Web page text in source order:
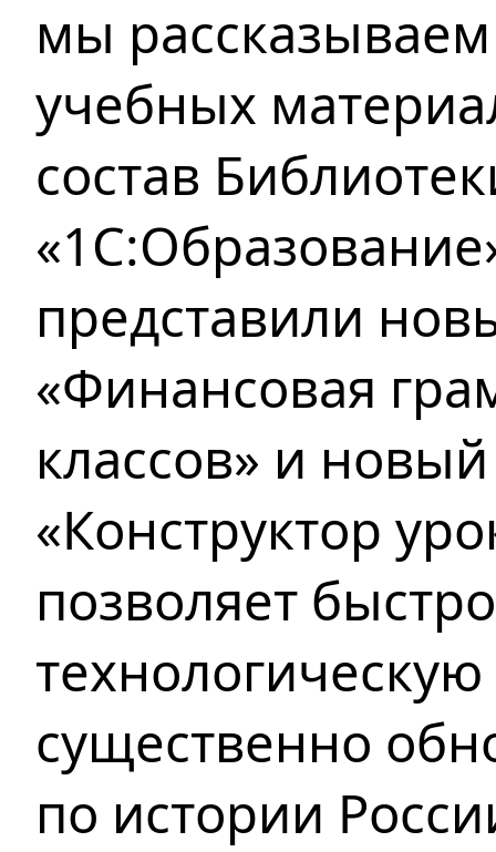
мы
учебных
состав
представили
«Финансовая
классов» и
«Конструктор
позволяет
существенно
по истории